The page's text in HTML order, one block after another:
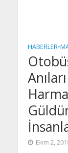
HABERLER•
Ekim 2,